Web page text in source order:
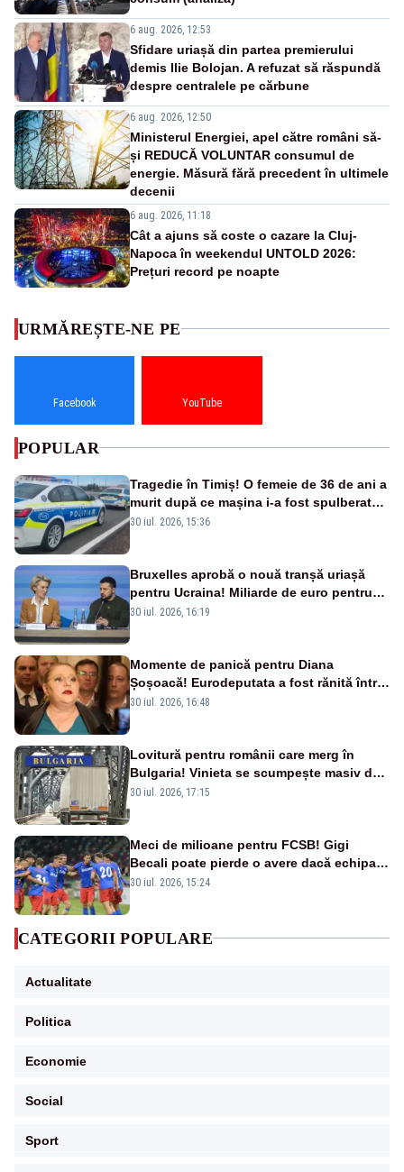
6 aug. 2026, 12:53
Sfidare uriașă din partea premierului
demis Ilie Bolojan. A refuzat să răspundă
despre centralele pe cărbune
6 aug. 2026, 12:50
Ministerul Energiei, apel către români să-
și REDUCĂ VOLUNTAR consumul de
energie. Măsură fără precedent în ultimele
decenii
6 aug. 2026, 11:18
Cât a ajuns să coste o cazare la Cluj-
Napoca în weekendul UNTOLD 2026:
Prețuri record pe noapte
URMĂREȘTE-NE PE
Facebook YouTube
POPULAR
Tragedie în Timiș! O femeie de 36 de ani a
murit după ce mașina i-a fost spulberată
de tren
30 iul. 2026, 15:36
Bruxelles aprobă o nouă tranșă uriașă
pentru Ucraina! Miliarde de euro pentru
armament și apărare
30 iul. 2026, 16:19
Momente de panică pentru Diana
Șoșoacă! Eurodeputata a fost rănită într-
un accident rutier
30 iul. 2026, 16:48
Lovitură pentru românii care merg în
Bulgaria! Vinieta se scumpește masiv de
la 1 august
30 iul. 2026, 17:15
Meci de milioane pentru FCSB! Gigi
Becali poate pierde o avere dacă echipa
este eliminată de FK Auda
30 iul. 2026, 15:24
CATEGORII POPULARE
Actualitate
Politica
Economie
Social
Sport